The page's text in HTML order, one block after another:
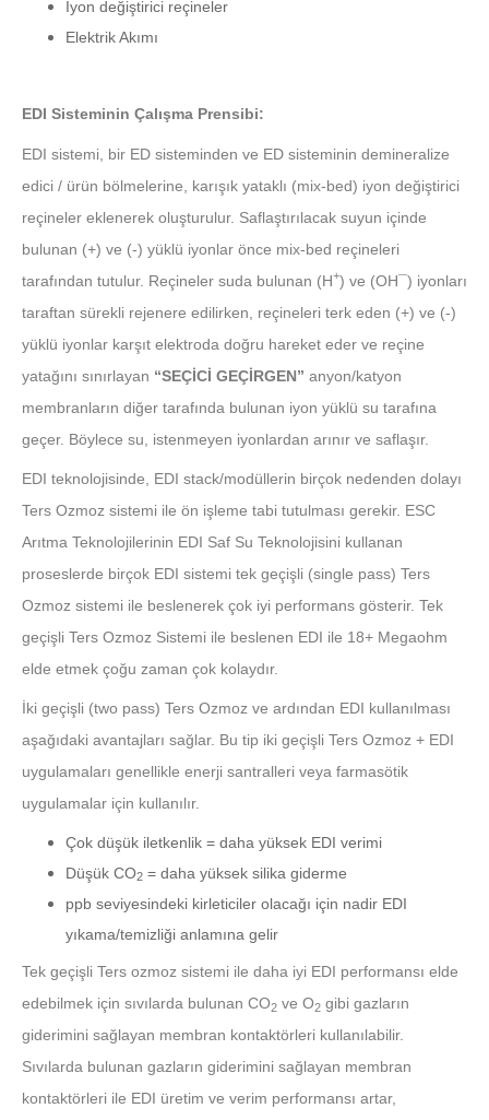
İyon değiştirici reçineler
Elektrik Akımı
EDI Sisteminin Çalışma Prensibi:
EDI sistemi, bir ED sisteminden ve ED sisteminin demineralize
edici / ürün bölmelerine, karışık yataklı (mix-bed) iyon değiştirici
reçineler eklenerek oluşturulur. Saflaştırılacak suyun içinde
bulunan (+) ve (-) yüklü iyonlar önce mix-bed reçineleri
tarafından tutulur. Reçineler suda bulunan (H+) ve (OH¯) iyonları
taraftan sürekli rejenere edilirken, reçineleri terk eden (+) ve (-)
yüklü iyonlar karşıt elektroda doğru hareket eder ve reçine
yatağını sınırlayan “SEÇİCİ GEÇİRGEN” anyon/katyon
membranların diğer tarafında bulunan iyon yüklü su tarafına
geçer. Böylece su, istenmeyen iyonlardan arınır ve saflaşır.
EDI teknolojisinde, EDI stack/modüllerin birçok nedenden dolayı
Ters Ozmoz sistemi ile ön işleme tabi tutulması gerekir. ESC
Arıtma Teknolojilerinin EDI Saf Su Teknolojisini kullanan
proseslerde birçok EDI sistemi tek geçişli (single pass) Ters
Ozmoz sistemi ile beslenerek çok iyi performans gösterir. Tek
geçişli Ters Ozmoz Sistemi ile beslenen EDI ile 18+ Megaohm
elde etmek çoğu zaman çok kolaydır.
İki geçişli (two pass) Ters Ozmoz ve ardından EDI kullanılması
aşağıdaki avantajları sağlar. Bu tip iki geçişli Ters Ozmoz + EDI
uygulamaları genellikle enerji santralleri veya farmasötik
uygulamalar için kullanılır.
Çok düşük iletkenlik = daha yüksek EDI verimi
Düşük CO2 = daha yüksek silika giderme
ppb seviyesindeki kirleticiler olacağı için nadir EDI
yıkama/temizliği anlamına gelir
Tek geçişli Ters ozmoz sistemi ile daha iyi EDI performansı elde
edebilmek için sıvılarda bulunan CO2 ve O2 gibi gazların
giderimini sağlayan membran kontaktörleri kullanılabilir.
Sıvılarda bulunan gazların giderimini sağlayan membran
kontaktörleri ile EDI üretim ve verim performansı artar,